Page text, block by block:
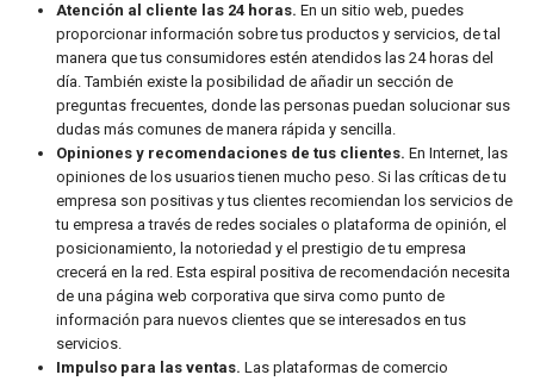
Atención al cliente las 24 horas. En un sitio web, puedes
proporcionar información sobre tus productos y servicios, de tal
manera que tus consumidores estén atendidos las 24 horas del
día. También existe la posibilidad de añadir un sección de
preguntas frecuentes, donde las personas puedan solucionar sus
dudas más comunes de manera rápida y sencilla.
Opiniones y recomendaciones de tus clientes. En Internet, las
opiniones de los usuarios tienen mucho peso. Si las críticas de tu
empresa son positivas y tus clientes recomiendan los servicios de
tu empresa a través de redes sociales o plataforma de opinión, el
posicionamiento, la notoriedad y el prestigio de tu empresa
crecerá en la red. Esta espiral positiva de recomendación necesita
de una página web corporativa que sirva como punto de
información para nuevos clientes que se interesados en tus
servicios.
Impulso para las ventas. Las plataformas de comercio